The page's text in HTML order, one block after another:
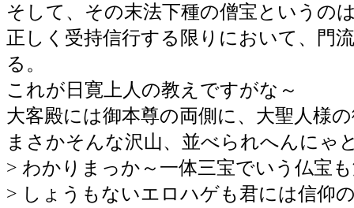
そして、その末法下種の僧宝というの
正しく受持信行する限りにおいて、門
る。
これが日寛上人の教えですがな～
大客殿には御本尊の両側に、大聖人
まさかそんな沢山、並べられへんにゃ
> わかりまっか～一体三宝でいう仏宝
> しょうもないエロハゲも君には信仰